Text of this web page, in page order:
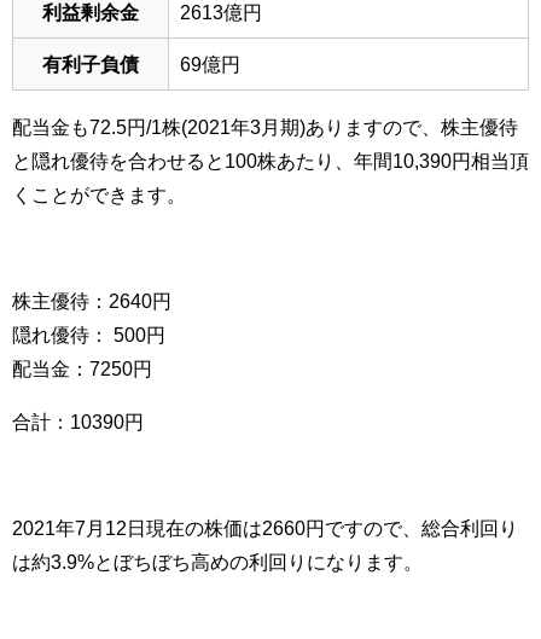
利益剰余金 2613億円
有利子負債 69億円
配当金も72.5円/1株(2021年3月期)ありますので、株主優待
と隠れ優待を合わせると100株あたり、年間10,390円相当頂
くことができます。
株主優待：2640円
隠れ優待： 500円
配当金：7250円
合計：10390円
2021年7月12日現在の株価は2660円ですので、総合利回り
は約3.9%とぼちぼち高めの利回りになります。